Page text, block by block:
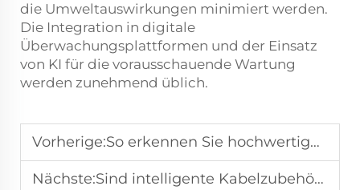
die Umweltauswirkungen minimiert werden.
Die Integration in digitale
Überwachungsplattformen und der Einsatz
von KI für die vorausschauende Wartung
werden zunehmend üblich.
Vorherige:So erkennen Sie hochwertiges Kabelzubehör für raue Umgebungen
Nächste:Sind intelligente Kabelzubehörteile der nächste Schritt in der Stromverteilung